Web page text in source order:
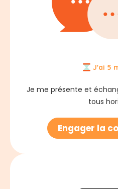
J'ai 5
Je me présente et
tous
Engager la